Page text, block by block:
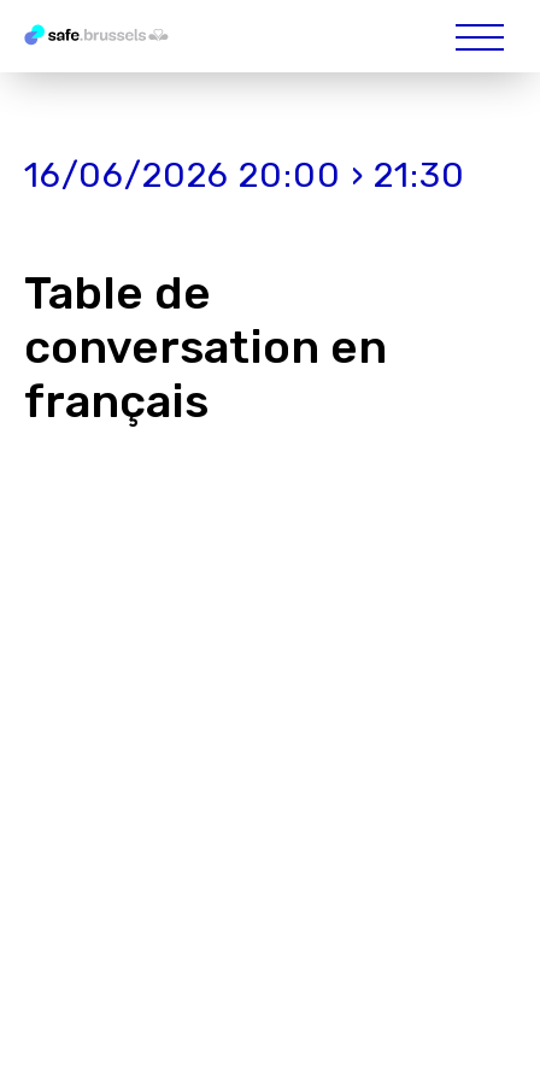
16/06/2026 20:00 › 21:30
Table de
conversation en
français